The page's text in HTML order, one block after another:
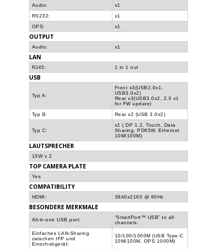
Audio:
x1
RS232:
x1
OPS:
x1
OUTPUT
Audio: x1
LAN
RJ45: 1 in 1 out
USB
Typ A:
Front x3(USB2.0x1,
USB3.0x2)
Rear x3(USB3.0x2, 2.0 x1
for FW update)
Typ B:
Rear x2 (USB 3.0x2)
Typ C:
x1 ( DP 1.2, Touch, Data
Sharing, PD65W, Ethernet
10M/100M)
LAUTSPRECHER
15W x 2
TOP CAMERA PLATE
Yes
COMPATIBILITY
HDMI: 3840x2160 @ 60Hz
BESONDERE MERKMALE
All-in-one USB port:
“SmartPort™ USB” to all
channels.
Einfaches LAN-Sharing
zwischen IFP und
Einschubgerät:
10/100/1000M (USB Type-C
10M/100M, OPS 1000M)